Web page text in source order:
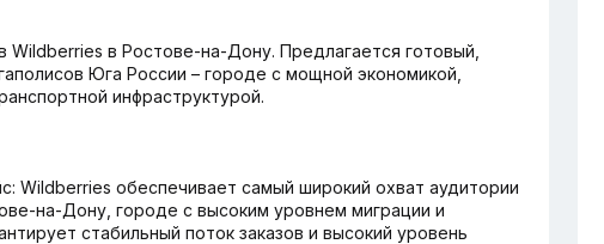
в Ростове-на-Дону. Предлагается готовый,
Юга России – городе с мощной экономикой,
инфраструктурой.
Wildberries обеспечивает самый широкий охват аудитории
на-Дону, городе с высоким уровнем миграции и
стабильный поток заказов и высокий уровень